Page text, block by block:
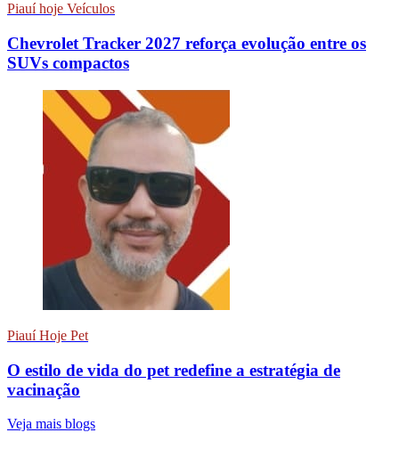
Piauí hoje Veículos
Chevrolet Tracker 2027 reforça evolução entre os
SUVs compactos
Piauí Hoje Pet
O estilo de vida do pet redefine a estratégia de
vacinação
Veja mais blogs